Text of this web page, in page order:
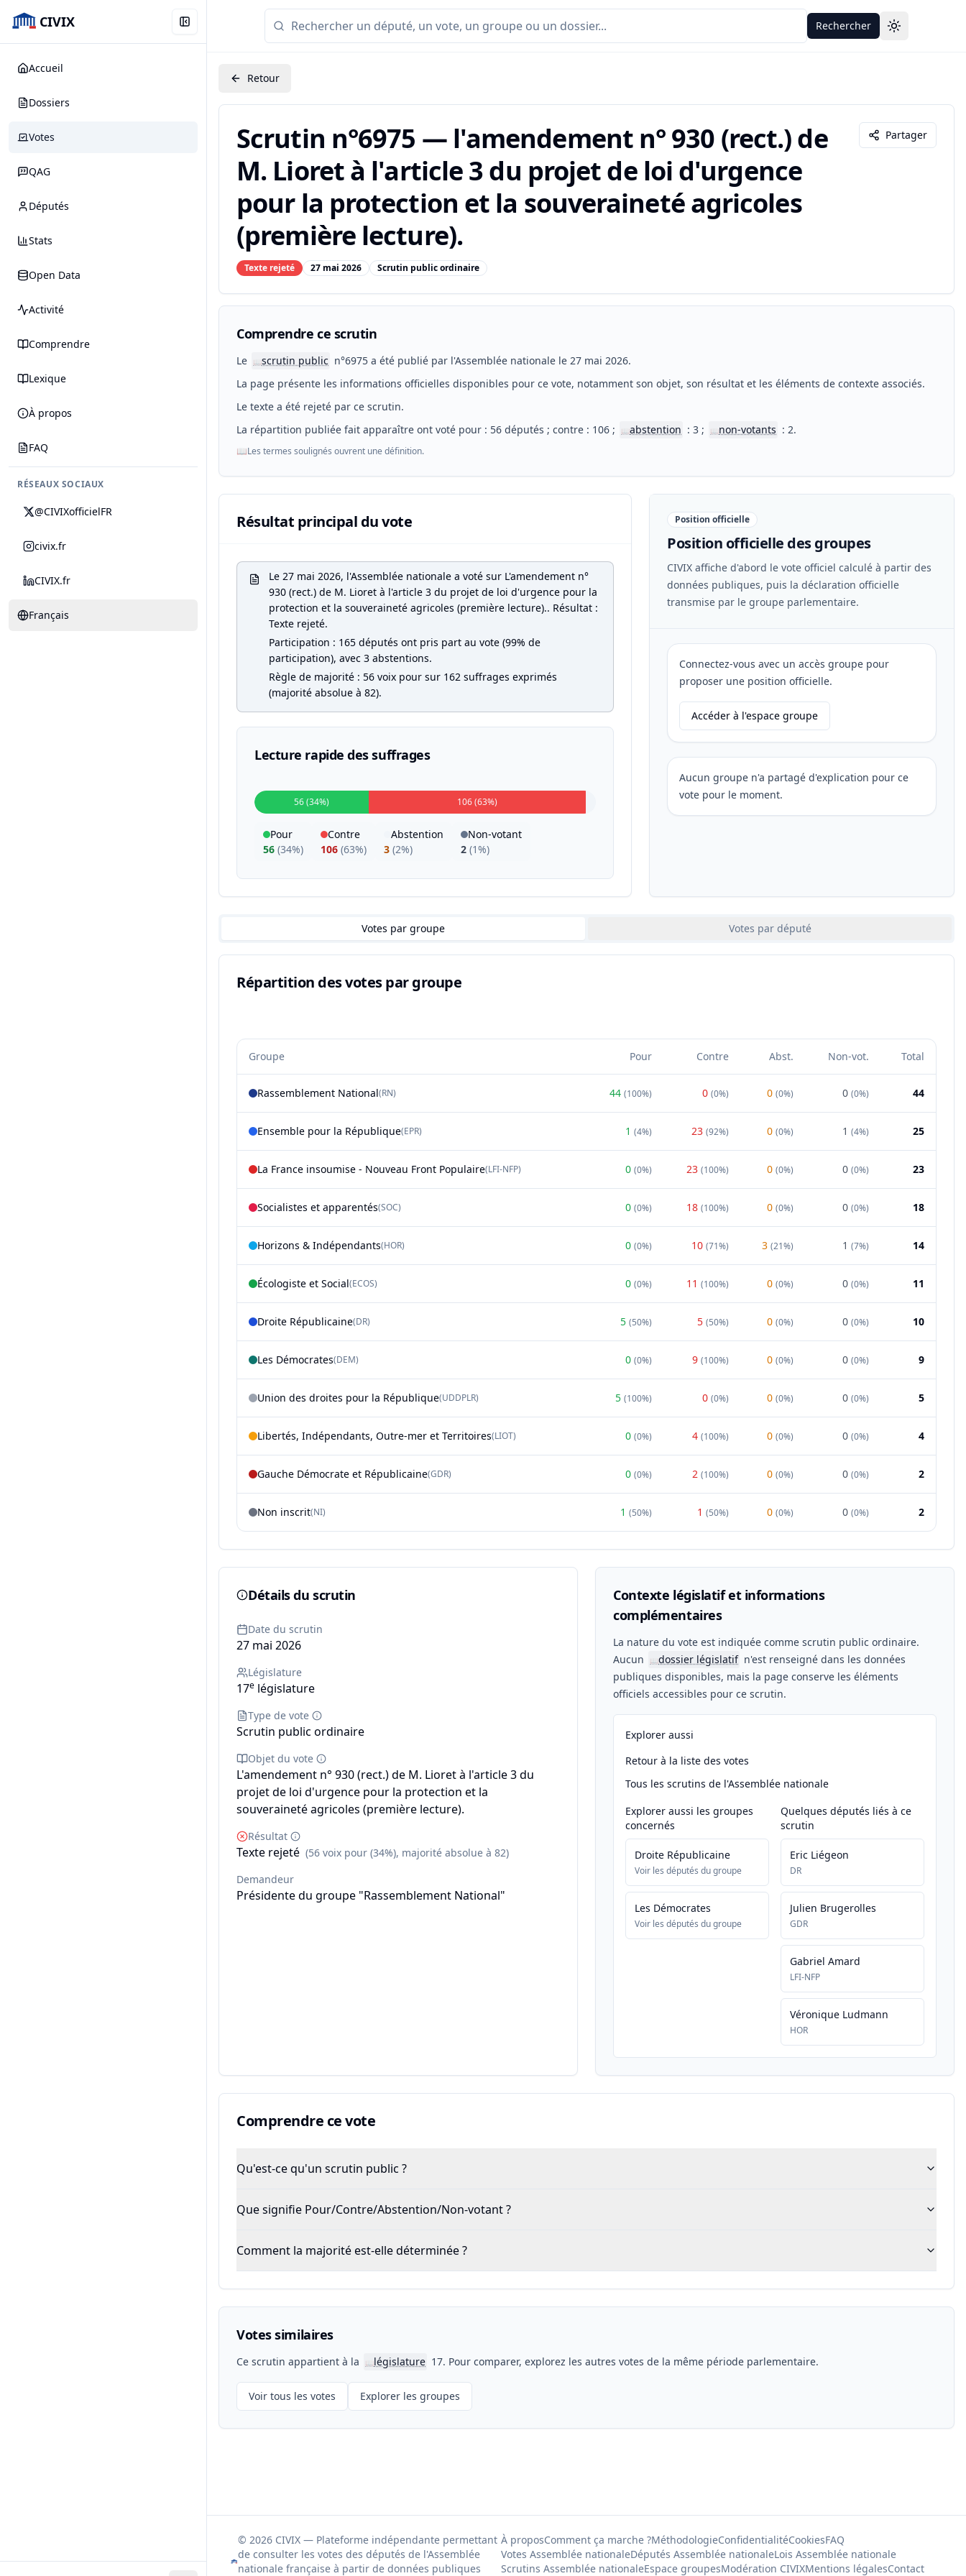
CIVIX
Accueil
Dossiers
Votes
QAG
Députés
Stats
Open Data
Activité
Comprendre
Lexique
À propos
FAQ
RÉSEAUX SOCIAUX
@CIVIXofficielFR
civix.fr
CIVIX.fr
Français
Rechercher Toggle theme
Retour
Scrutin n°6975 — l'amendement n° 930 (rect.) de
M. Lioret à l'article 3 du projet de loi d'urgence
pour la protection et la souveraineté agricoles
(première lecture).
Texte rejeté 27 mai 2026 Scrutin public ordinaire
Partager
Comprendre ce scrutin
Le 📖scrutin public n°6975 a été publié par l'Assemblée nationale le 27 mai 2026.
La page présente les informations officielles disponibles pour ce vote, notamment son objet, son résultat et les éléments de contexte associés.
Le texte a été rejeté par ce scrutin.
La répartition publiée fait apparaître ont voté pour : 56 députés ; contre : 106 ;
📖abstention : 3 ; 📖non-votants : 2.
📖Les termes soulignés ouvrent une définition.
Résultat principal du vote
Le 27 mai 2026, l'Assemblée nationale a voté sur L'amendement n°
930 (rect.) de M. Lioret à l'article 3 du projet de loi d'urgence pour la
protection et la souveraineté agricoles (première lecture).. Résultat :
Texte rejeté.
Participation : 165 députés ont pris part au vote (99% de
participation), avec 3 abstentions.
Règle de majorité : 56 voix pour sur 162 suffrages exprimés
(majorité absolue à 82).
Lecture rapide des suffrages
56 (34%) 106 (63%)
Pour
56 (34%)
Contre
106 (63%)
Abstention
3 (2%)
Non-votant
2 (1%)
Position officielle
Position officielle des groupes
CIVIX affiche d'abord le vote officiel calculé à partir des
données publiques, puis la déclaration officielle
transmise par le groupe parlementaire.
Connectez-vous avec un accès groupe pour
proposer une position officielle.
Accéder à l'espace groupe
Aucun groupe n'a partagé d'explication pour ce
vote pour le moment.
Votes par groupe Votes par député
Répartition des votes par groupe
Groupe Pour Contre Abst. Non-vot. Total
Rassemblement National(RN) 44 (100%) 0 (0%) 0 (0%) 0 (0%) 44
Ensemble pour la République(EPR) 1 (4%) 23 (92%) 0 (0%) 1 (4%) 25
La France insoumise - Nouveau Front Populaire(LFI-NFP) 0 (0%) 23 (100%) 0 (0%) 0 (0%) 23
Socialistes et apparentés(SOC) 0 (0%) 18 (100%) 0 (0%) 0 (0%) 18
Horizons & Indépendants(HOR) 0 (0%) 10 (71%) 3 (21%) 1 (7%) 14
Écologiste et Social(ECOS) 0 (0%) 11 (100%) 0 (0%) 0 (0%) 11
Droite Républicaine(DR) 5 (50%) 5 (50%) 0 (0%) 0 (0%) 10
Les Démocrates(DEM) 0 (0%) 9 (100%) 0 (0%) 0 (0%) 9
Union des droites pour la République(UDDPLR) 5 (100%) 0 (0%) 0 (0%) 0 (0%) 5
Libertés, Indépendants, Outre-mer et Territoires(LIOT) 0 (0%) 4 (100%) 0 (0%) 0 (0%) 4
Gauche Démocrate et Républicaine(GDR) 0 (0%) 2 (100%) 0 (0%) 0 (0%) 2
Non inscrit(NI) 1 (50%) 1 (50%) 0 (0%) 0 (0%) 2
Détails du scrutin
Date du scrutin
27 mai 2026
Législature
17e législature
Type de vote
Scrutin public ordinaire
Objet du vote
L'amendement n° 930 (rect.) de M. Lioret à l'article 3 du
projet de loi d'urgence pour la protection et la
souveraineté agricoles (première lecture).
Résultat
Texte rejeté (56 voix pour (34%), majorité absolue à 82)
Demandeur
Présidente du groupe "Rassemblement National"
Contexte législatif et informations
complémentaires
La nature du vote est indiquée comme scrutin public ordinaire.
Aucun
📖dossier législatif n'est renseigné dans les données
publiques disponibles, mais la page conserve les éléments
officiels accessibles pour ce scrutin.
Explorer aussi
Retour à la liste des votes
Tous les scrutins de l'Assemblée nationale
Explorer aussi les groupes
concernés
Droite Républicaine
Voir les députés du groupe
Les Démocrates
Voir les députés du groupe
Quelques députés liés à ce
scrutin
Eric Liégeon
DR
Julien Brugerolles
GDR
Gabriel Amard
LFI-NFP
Véronique Ludmann
HOR
Comprendre ce vote
Qu'est-ce qu'un scrutin public ?
Que signifie Pour/Contre/Abstention/Non-votant ?
Comment la majorité est-elle déterminée ?
Votes similaires
Ce scrutin appartient à la 📖législature 17. Pour comparer, explorez les autres votes de la même période parlementaire.
Voir tous les votes Explorer les groupes
© 2026 CIVIX — Plateforme indépendante permettant
de consulter les votes des députés de l'Assemblée
nationale française à partir de données publiques
À proposComment ça marche ?MéthodologieConfidentialitéCookiesFAQ
Votes Assemblée nationaleDéputés Assemblée nationaleLois Assemblée nationale
Scrutins Assemblée nationaleEspace groupesModération CIVIXMentions légalesContact